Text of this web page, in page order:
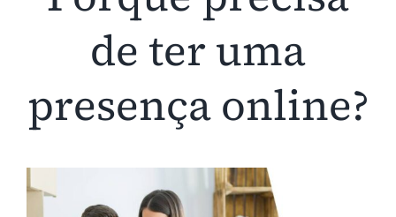
de ter uma
presença online?